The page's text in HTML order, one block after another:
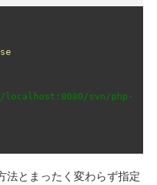
svn/php-
とまったく変わらず指定